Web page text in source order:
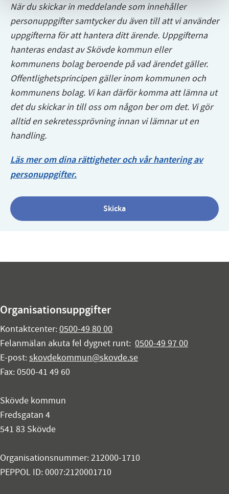
När du skickar in meddelande som innehåller
personuppgifter samtycker du även till att vi använder
uppgifterna för att hantera ditt ärende. Uppgifterna
hanteras endast av Skövde kommun eller
kommunens bolag beroende på vad ärendet gäller.
Offentlighetsprincipen gäller inom kommunen och
kommunens bolag. Vi kan därför komma att lämna ut
det du skickar in till oss om någon ber om det. Vi gör
alltid en sekretessprövning innan vi lämnar ut en
handling.
Läs mer om dina rättigheter och vår hantering av
personuppgifter.
Skicka
Organisationsuppgifter
Kontaktcenter:0500-49 80 00
Felanmälan akuta fel dygnet runt: 0500-49 97 00
E-post:skovdekommun@skovde.se
Fax: 0500-41 49 60
Skövde kommun
Fredsgatan 4
541 83 Skövde
Organisationsnummer: 212000-1710
PEPPOL ID: 0007:2120001710